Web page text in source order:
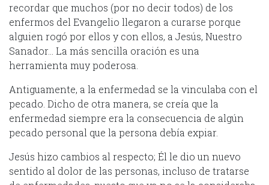
recordar que muchos (por no decir todos) de los
enfermos del Evangelio llegaron a curarse porque
alguien rogó por ellos y con ellos, a Jesús, Nuestro
Sanador… La más sencilla oración es una
herramienta muy poderosa.
Antiguamente, a la enfermedad se la vinculaba con el
pecado. Dicho de otra manera, se creía que la
enfermedad siempre era la consecuencia de algún
pecado personal que la persona debía expiar.
Jesús hizo cambios al respecto; Él le dio un nuevo
sentido al dolor de las personas, incluso de tratarse